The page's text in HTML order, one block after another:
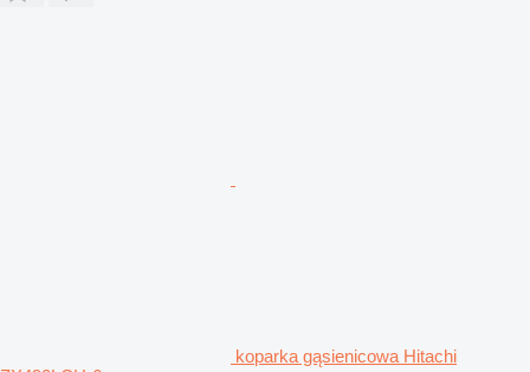
koparka gąsienicowa Hitachi